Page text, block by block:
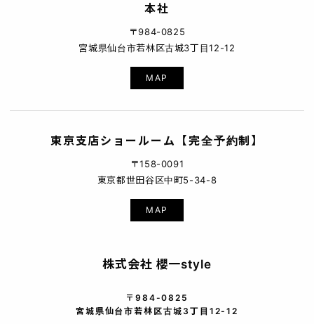
本社
〒984-0825
宮城県仙台市若林区古城3丁目12-12
MAP
東京支店ショールーム【完全予約制】
〒158-0091
東京都世田谷区中町5-34-8
MAP
株式会社 櫻一style
〒984-0825
宮城県仙台市若林区古城3丁目12-12